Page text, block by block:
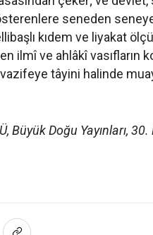
seneden
kıdem ve liyakat
ilmî ve ahlâkî vasıfların
tâyini halinde
Büyük Doğu Yayınları,